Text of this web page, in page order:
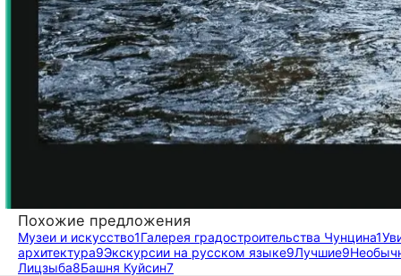
Похожие предложения
Музеи и искусство1Галерея градостроительства Чунцина1
архитектура9Экскурсии на русском языке9Лучшие9
Лицзыба8Башня Куйсин7